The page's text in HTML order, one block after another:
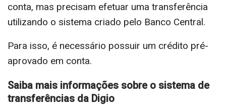
conta, mas precisam efetuar uma transferência
utilizando o sistema criado pelo Banco Central.
Para isso, é necessário possuir um crédito pré-
aprovado em conta.
Saiba mais informações sobre o sistema de
transferências da Digio